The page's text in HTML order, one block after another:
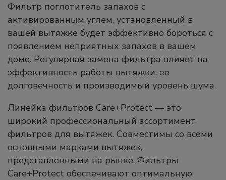
Фильтр поглотитель запахов с
активированным углем, установленный в
вашей вытяжке будет эффективно бороться с
появлением неприятных запахов в вашем
доме. Регулярная замена фильтра влияет на
эффективность работы вытяжки, ее
долговечность и производимый уровень шума.
Линейка фильтров Care+Protect — это
широкий профессиональный ассортимент
фильтров для вытяжек. Совместимы со всеми
основными марками вытяжек,
представленными на рынке. Фильтры
Care+Protect обеспечивают оптимальную